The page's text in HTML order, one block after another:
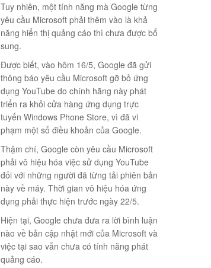
Tuy nhiên, một tính năng mà Google từng
yêu cầu Microsoft phải thêm vào là khả
năng hiển thị quảng cáo thì chưa được bổ
sung.
Được biết, vào hôm 16/5, Google đã gửi
thông báo yêu cầu Microsoft gỡ bỏ ứng
dụng YouTube do chính hãng này phát
triển ra khỏi cửa hàng ứng dụng trực
tuyến Windows Phone Store, vì đã vi
phạm một số điều khoản của Google.
Thậm chí, Google còn yêu cầu Microsoft
phải vô hiệu hóa việc sử dụng YouTube
đối với những người đã từng tải phiên bản
này về máy. Thời gian vô hiệu hóa ứng
dụng phải thực hiện trước ngày 22/5.
Hiện tại, Google chưa đưa ra lời bình luận
nào về bản cập nhật mới của Microsoft và
việc tại sao vẫn chưa có tính năng phát
quảng cáo.